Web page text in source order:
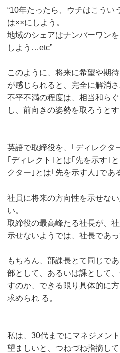
“10年たったら、ウチはこうい
は××にしよう。
地域のシェアはナンバーワン
しよう…etc”
このように、将来に希望や期
が感じられると、完全に解消
不平不満の程度は、相当和ら
し、前向きの姿勢を取ろうとす
英語で取締役を、｢ディレクタ
｢ディレクト｣とは｢先を示す｣
クター｣とは｢先を示す人｣であ
社員に将来の方向性を示せな
い。
取締役の最高峰たる社長が、
示せないようでは、社長であっ
もちろん、部課長とて同じであ
部として、あるいは課として
すのか、できる限り具体的に
求められ る。
私は、30代までにマネジメン
望ましいと、つねづね指摘して